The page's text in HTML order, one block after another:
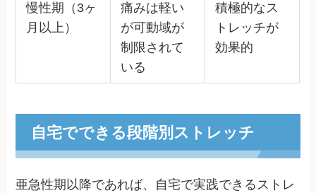
慢性期（3ヶ
月以上）
痛みは軽い
が可動域が
制限されて
いる
積極的なス
トレッチが
効果的
自宅でできる段階別ストレッチ
亜急性期以降であれば、自宅で実践できるストレ